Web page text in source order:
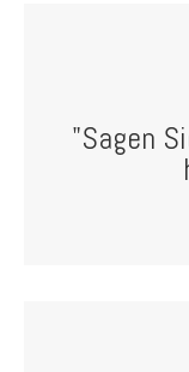
"Sagen